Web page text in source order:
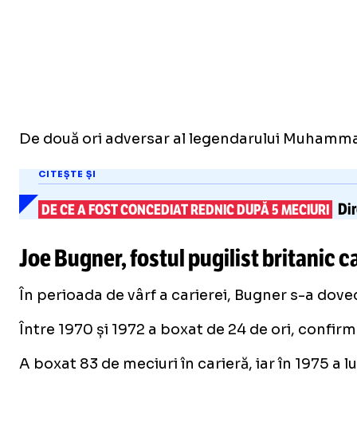
De două ori adversar al legendarului
CITEȘTE ȘI
DE CE A FOST CONCEDIAT REDNIC DUPĂ 5 MECIURI
Joe Bugner, fostul pugilist britanic
În perioada de vârf a carierei, Bugner s-a
Între 1970 și 1972 a boxat de 24 de ori,
A boxat 83 de meciuri în carieră, iar în 1975